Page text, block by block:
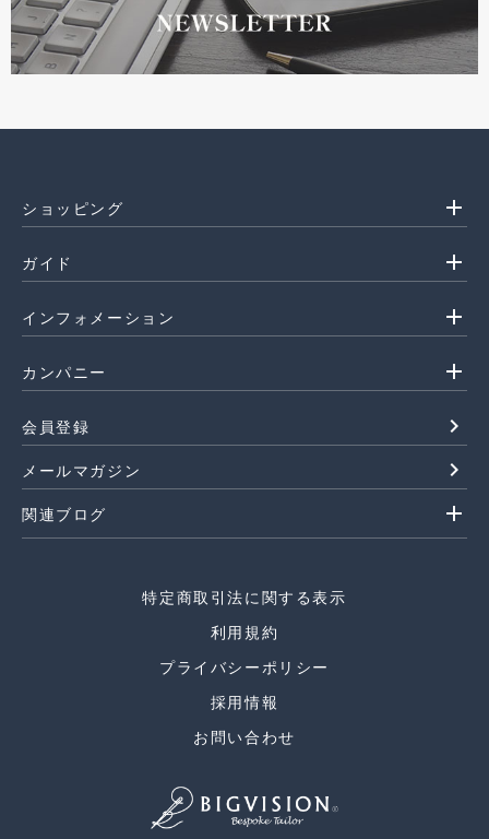
ショッピング add
ガイド add
インフォメーション add
カンパニー add
会員登録 navigate_next
メールマガジン navigate_next
関連ブログ add
特定商取引法に関する表示
利用規約
プライバシーポリシー
採用情報
お問い合わせ